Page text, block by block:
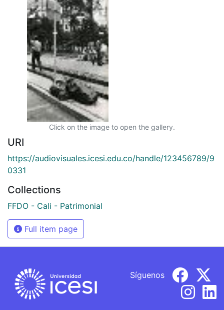
Click on the image to open the gallery.
URI
https://audiovisuales.icesi.edu.co/handle/123456789/9
0331
Collections
FFDO - Cali - Patrimonial
Full item page
Síguenos